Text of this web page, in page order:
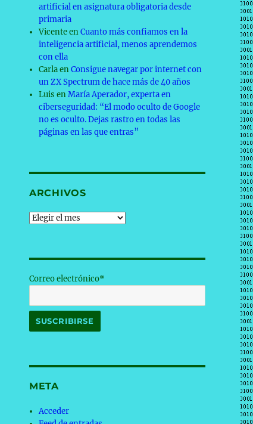
artificial en asignatura obligatoria desde
primaria
VicenteenCuanto más confiamos en la
inteligencia artificial, menos aprendemos
con ella
CarlaenConsigue navegar por internet con
un ZX Spectrum de hace más de 40 años
Luis enMaría Aperador, experta en
ciberseguridad: “El modo oculto de Google
no es oculto. Dejas rastro en todas las
páginas en las que entras”
ARCHIVOS
Archivos
Correo electrónico*
META
Acceder